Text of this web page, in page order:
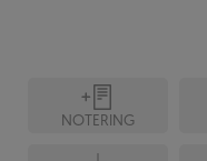
NOTERING